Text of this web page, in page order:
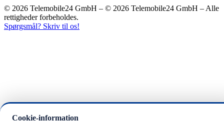
© 2026 Telemobile24 GmbH – © 2026 Telemobile24 GmbH – Alle
rettigheder forbeholdes.
Spørgsmål? Skriv til os!
Cookie-information